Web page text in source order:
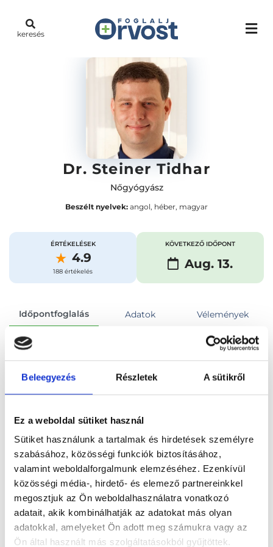
Beleegyezés Részletek A sütikről
Ez a weboldal sütiket használ
Sütiket használunk a tartalmak és hirdetések személyre
szabásához, közösségi funkciók biztosításához,
valamint weboldalforgalmunk elemzéséhez. Ezenkívül
közösségi média-, hirdető- és elemező partnereinkkel
megosztjuk az Ön weboldalhasználatra vonatkozó
adatait, akik kombinálhatják az adatokat más olyan
adatokkal, amelyeket Ön adott meg számukra vagy az
Ön által használt más szolgáltatásokból gyűjtöttek.
keresés
Dr. Steiner Tidhar
Nőgyógyász
Beszélt nyelvek: angol, héber, magyar
ÉRTÉKELÉSEK
4.9
188 értékelés
KÖVETKEZŐ IDŐPONT
Aug. 13.
Időpontfoglalás Adatok Vélemények
Foglalj időpontot
Összes szakterület
Főoldal Orvosok Nőgyógyász
Nőgyógyász, Budapest, III. kerület
Dr. Steiner Tidhar